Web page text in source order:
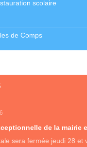
scolaire
de Comps
de la mairie
sera fermée jeudi 28 et